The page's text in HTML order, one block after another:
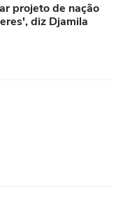
projeto de nação
diz Djamila